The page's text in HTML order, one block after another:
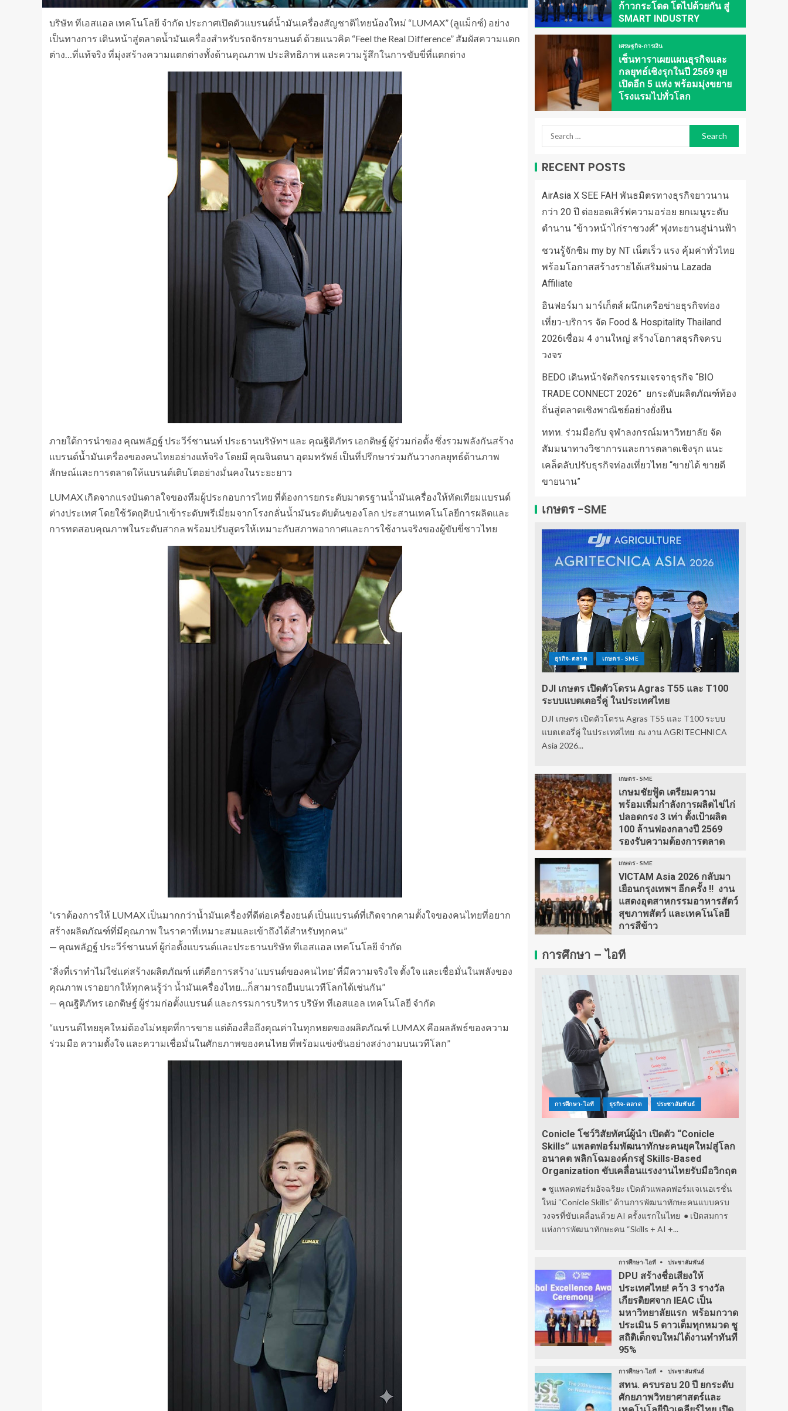
บริษัท ทีเอสแอล เทคโนโลยี จำกัด ประกาศเปิดตัวแบรนด์น้ำมันเครื่องสัญชาติไทยน้องใหม่ “LUMAX” (ลูแม็กซ์) อย่าง
เป็นทางการ เดินหน้าสู่ตลาดน้ำมันเครื่องสำหรับรถจักรยานยนต์ ด้วยแนวคิด “Feel the Real Difference” สัมผัสความแตก
ต่าง…ที่แท้จริง ที่มุ่งสร้างความแตกต่างทั้งด้านคุณภาพ ประสิทธิภาพ และความรู้สึกในการขับขี่ที่แตกต่าง
ภายใต้การนำของ คุณพลัฏฐ์ ประวีร์ชานนท์ ประธานบริษัทฯ และ คุณฐิติภัทร เอกดิษฐ์ ผู้ร่วมก่อตั้ง ซึ่งรวมพลังกันสร้าง
แบรนด์น้ำมันเครื่องของคนไทยอย่างแท้จริง โดยมี คุณจินตนา อุดมทรัพย์ เป็นที่ปรึกษาร่วมกันวางกลยุทธ์ด้านภาพ
ลักษณ์และการตลาดให้แบรนด์เติบโตอย่างมั่นคงในระยะยาว
LUMAX เกิดจากแรงบันดาลใจของทีมผู้ประกอบการไทย ที่ต้องการยกระดับมาตรฐานน้ำมันเครื่องให้ทัดเทียมแบรนด์
ต่างประเทศ โดยใช้วัตถุดิบนำเข้าระดับพรีเมี่ยมจากโรงกลั่นน้ำมันระดับต้นของโลก ประสานเทคโนโลยีการผลิตและ
การทดสอบคุณภาพในระดับสากล พร้อมปรับสูตรให้เหมาะกับสภาพอากาศและการใช้งานจริงของผู้ขับขี่ชาวไทย
“เราต้องการให้ LUMAX เป็นมากกว่าน้ำมันเครื่องที่ดีต่อเครื่องยนต์ เป็นแบรนด์ที่เกิดจากคามตั้งใจของคนไทยที่อยาก
สร้างผลิตภัณฑ์ที่มีคุณภาพ ในราคาที่เหมาะสมและเข้าถึงได้สำหรับทุกคน”
— คุณพลัฏฐ์ ประวีร์ชานนท์ ผู้ก่อตั้งแบรนด์และประธานบริษัท ทีเอสแอล เทคโนโลยี จำกัด
“สิ่งที่เราทำไม่ใช่แค่สร้างผลิตภัณฑ์ แต่คือการสร้าง ‘แบรนด์ของคนไทย’ ที่มีความจริงใจ ตั้งใจ และเชื่อมั่นในพลังของ
คุณภาพ เราอยากให้ทุกคนรู้ว่า น้ำมันเครื่องไทย…ก็สามารถยืนบนเวทีโลกได้เช่นกัน”
— คุณฐิติภัทร เอกดิษฐ์ ผู้ร่วมก่อตั้งแบรนด์ และกรรมการบริหาร บริษัท ทีเอสแอล เทคโนโลยี จำกัด
“แบรนด์ไทยยุคใหม่ต้องไม่หยุดที่การขาย แต่ต้องสื่อถึงคุณค่าในทุกหยดของผลิตภัณฑ์ LUMAX คือผลลัพธ์ของความ
ร่วมมือ ความตั้งใจ และความเชื่อมั่นในศักยภาพของคนไทย ที่พร้อมแข่งขันอย่างสง่างามบนเวทีโลก”
ก้าวกระโดด โตไปด้วยกัน สู่
SMART INDUSTRY
เศรษฐกิจ-การเงิน
เซ็นทาราเผยแผนธุรกิจและ
กลยุทธ์เชิงรุกในปี 2569 ลุย
เปิดอีก 5 แห่ง พร้อมมุ่งขยาย
โรงแรมไปทั่วโลก
RECENT POSTS
AirAsia X SEE FAH พันธมิตรทางธุรกิจยาวนาน
กว่า 20 ปี ต่อยอดเสิร์ฟความอร่อย ยกเมนูระดับ
ตำนาน “ข้าวหน้าไก่ราชวงศ์” พุ่งทะยานสู่น่านฟ้า
ชวนรู้จักซิม my by NT เน็ตเร็ว แรง คุ้มค่าทั่วไทย
พร้อมโอกาสสร้างรายได้เสริมผ่าน Lazada
Affiliate
อินฟอร์มา มาร์เก็ตส์ ผนึกเครือข่ายธุรกิจท่อง
เที่ยว-บริการ จัด Food & Hospitality Thailand
2026เชื่อม 4 งานใหญ่ สร้างโอกาสธุรกิจครบ
วงจร
BEDO เดินหน้าจัดกิจกรรมเจรจาธุรกิจ “BIO
TRADE CONNECT 2026” ยกระดับผลิตภัณฑ์ท้อง
ถิ่นสู่ตลาดเชิงพาณิชย์อย่างยั่งยืน
ททท. ร่วมมือกับ จุฬาลงกรณ์มหาวิทยาลัย จัด
สัมมนาทางวิชาการและการตลาดเชิงรุก แนะ
เคล็ดลับปรับธุรกิจท่องเที่ยวไทย “ขายได้ ขายดี
ขายนาน”
เกษตร -SME
ธุรกิจ-ตลาด เกษตร - SME
DJI เกษตร เปิดตัวโดรน Agras T55 และ T100
ระบบแบตเตอรี่คู่ ในประเทศไทย
DJI เกษตร เปิดตัวโดรน Agras T55 และ T100 ระบบ
แบตเตอรี่คู่ ในประเทศไทย ณ งาน AGRITECHNICA
Asia 2026...
เกษตร - SME
เกษมชัยฟู้ด เตรียมความ
พร้อมเพิ่มกำลังการผลิตไข่ไก่
ปลอดกรง 3 เท่า ตั้งเป้าผลิต
100 ล้านฟองกลางปี 2569
รองรับความต้องการตลาด
เกษตร - SME
VICTAM Asia 2026 กลับมา
เยือนกรุงเทพฯ อีกครั้ง !! งาน
แสดงอุตสาหกรรมอาหารสัตว์
สุขภาพสัตว์ และเทคโนโลยี
การสีข้าว
การศึกษา – ไอที
การศึกษา-ไอที ธุรกิจ-ตลาด ประชาสัมพันธ์
Conicle โชว์วิสัยทัศน์ผู้นำ เปิดตัว “Conicle
Skills” แพลตฟอร์มพัฒนาทักษะคนยุคใหม่สู่โลก
อนาคต พลิกโฉมองค์กรสู่ Skills-Based
Organization ขับเคลื่อนแรงงานไทยรับมือวิกฤต
● ชูแพลตฟอร์มอัจฉริยะ เปิดตัวแพลตฟอร์มเจเนอเรชั่น
ใหม่ “Conicle Skills” ด้านการพัฒนาทักษะคนแบบครบ
วงจรที่ขับเคลื่อนด้วย AI ครั้งแรกในไทย ● เปิดสมการ
แห่งการพัฒนาทักษะคน “Skills + AI +...
การศึกษา-ไอที ประชาสัมพันธ์
DPU สร้างชื่อเสียงให้
ประเทศไทย! คว้า 3 รางวัล
เกียรติยศจาก IEAC เป็น
มหาวิทยาลัยแรก พร้อมกวาด
ประเมิน 5 ดาวเต็มทุกหมวด ชู
สถิติเด็กจบใหม่ได้งานทำทันที
95%
การศึกษา-ไอที ประชาสัมพันธ์
สทน. ครบรอบ 20 ปี ยกระดับ
ศักยภาพวิทยาศาสตร์และ